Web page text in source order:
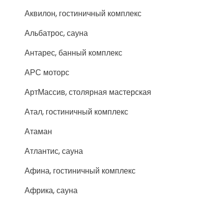
Аквилон, гостиничный комплекс
Альбатрос, сауна
Антарес, банный комплекс
АРС моторс
АртМассив, столярная мастерская
Атал, гостиничный комплекс
Атаман
Атлантис, сауна
Афина, гостиничный комплекс
Африка, сауна